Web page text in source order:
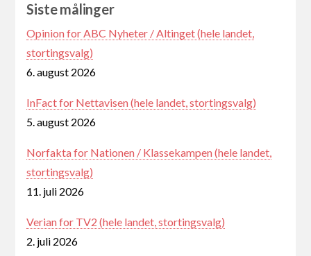
Siste målinger
Opinion for ABC Nyheter / Altinget (hele landet,
stortingsvalg)
6. august 2026
InFact for Nettavisen (hele landet, stortingsvalg)
5. august 2026
Norfakta for Nationen / Klassekampen (hele landet,
stortingsvalg)
11. juli 2026
Verian for TV2 (hele landet, stortingsvalg)
2. juli 2026